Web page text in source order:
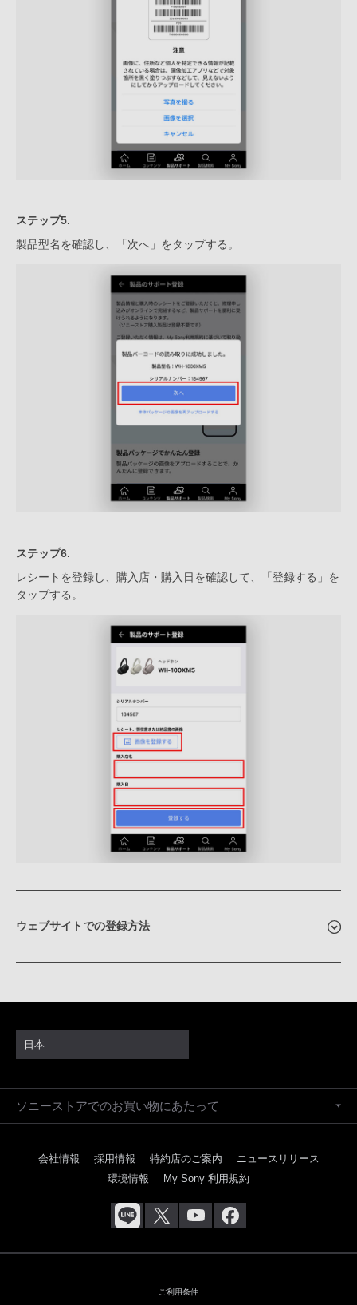
ステップ5.
製品型名を確認し、「次へ」をタップする。
ステップ6.
レシートを登録し、購入店・購入日を確認して、「登録する」を
タップする。
ウェブサイトでの登録方法
日本
ソニーストアでのお買い物にあたって
会社情報 採用情報 特約店のご案内
ニュースリリース
環境情報
My Sony 利用規約
ご利用条件